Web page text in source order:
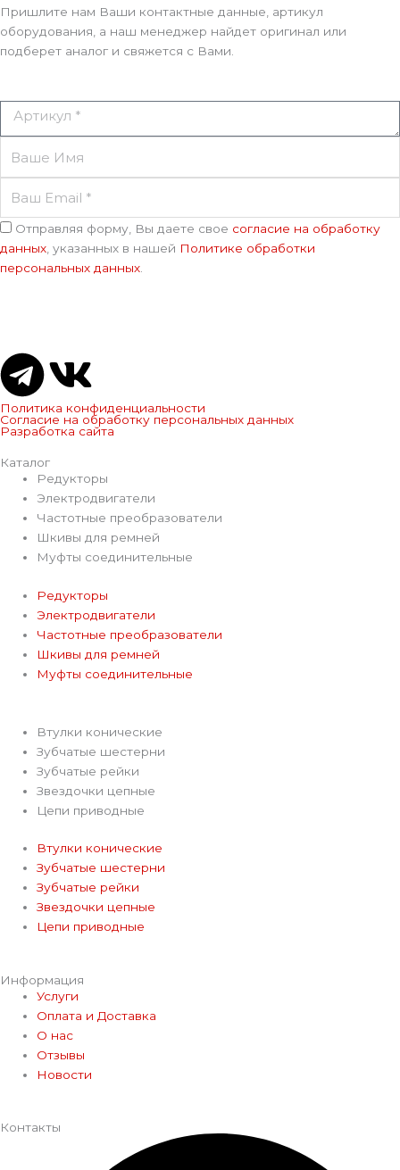
Пришлите нам Ваши контактные данные, артикул
оборудования, а наш менеджер найдет оригинал или
подберет аналог и свяжется с Вами.
Артикул
Имя
Email
Соглашение
Отправляя форму, Вы даете свое согласие на обработку
данных, указанных в нашей Политике обработки
персональных данных.
T
e
l
e
g
r
a
m
V
k
Политика конфиденциальности
Согласие на обработку персональных данных
Разработка сайта
Каталог
Редукторы
Электродвигатели
Частотные преобразователи
Шкивы для ремней
Муфты соединительные
Редукторы
Электродвигатели
Частотные преобразователи
Шкивы для ремней
Муфты соединительные
Втулки конические
Зубчатые шестерни
Зубчатые рейки
Звездочки цепные
Цепи приводные
Втулки конические
Зубчатые шестерни
Зубчатые рейки
Звездочки цепные
Цепи приводные
Информация
Услуги
Оплата и Доставка
О нас
Отзывы
Новости
Контакты